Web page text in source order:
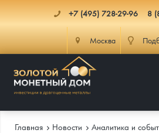
+7 (495) 728-29-96 8
Москва
Главная Новости Аналитика и